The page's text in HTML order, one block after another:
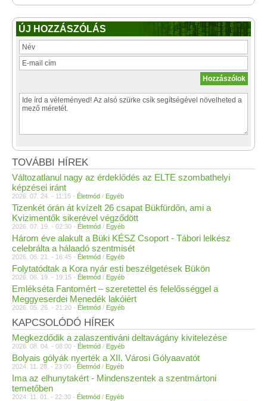
ÚJ HOZZÁSZÓLÁS
TOVÁBBI HÍREK
Változatlanul nagy az érdeklődés az ELTE szombathelyi
képzései iránt
2026. 07. 24. - 11:15 - Életmód / Egyéb
Tizenkét órán át kvízelt 26 csapat Bükfürdőn, ami a
Kvizimentők sikerével végződött
2026. 07. 19. - 02:30 - Életmód / Egyéb
Három éve alakult a Büki KÉSZ Csoport - Tábori lelkész
celebrálta a hálaadó szentmisét
2026. 06. 21. - 16:45 - Életmód / Egyéb
Folytatódtak a Kora nyár esti beszélgetések Bükön
2026. 06. 19. - 19:15 - Életmód / Egyéb
Emlékséta Fantomért – szeretettel és felelősséggel a
Meggyeserdei Menedék lakóiért
2026. 05. 26. - 21:20 - Életmód / Egyéb
KAPCSOLÓDÓ HÍREK
Megkezdődik a zalaszentiváni deltavágány kivitelezése
2026. 08. 04. - 08:00 - Életmód / Egyéb
Bolyais gólyák nyerték a XII. Városi Gólyaavatót
2024. 11. 28. - 23:00 - Életmód / Egyéb
Ima az elhunytakért - Mindenszentek a szentmártoni
temetőben
2024. 11. 01. - 22:30 - Életmód / Egyéb